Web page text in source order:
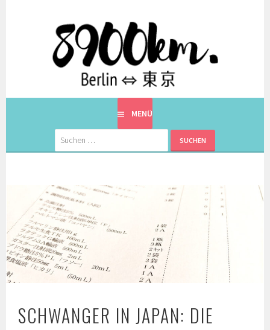
8900KM. BERLIN ⇔ 東京
EINE BERLINERIN IN JAPAN. MIT EINEM JAPANER.
MENÜ
Suchen
nach:
SCHWANGER IN JAPAN: DIE